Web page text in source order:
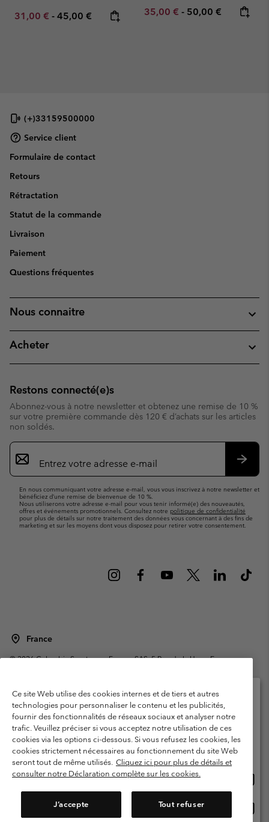
Minimum sale price:
31,00 € - Maximum price:
45,00 € Minimum sale price:
35,00 € - Maximum price:
50,00 €
(+)33159500000
Service client
Formulaire de contact
Retours
Rétractation
Statut de la commande
Livraison
Paiement
Questions fréquentes
Nous connaitre
Acheter
Restons connecté(e)s
Abonnez-vous à notre newsletter et obtenez une remise de 10 %
sur votre première commande dès 120 € d’achats sur les articles
non soldés.
Inscription
par
e-
En nous communiquant votre adresse e-mail, vous vous inscrivez à notre newsletter et
bénéficiez d’une remise de bienvenue de 10 %.
Nous utiliserons votre adresse e-mail pour vous tenir informé(e) des nouveautés,
offres et événements promotionnels. Consultez notre politique de confidentialité
pour plus de détails sur notre traitement des données vous concernant à des fins de
marketing et sur les moyens dont vous disposez pour retirer votre consentement.
France
©2026Columbia Sportswear Europe SAS. 5 Rue de la Haye, Espace
Garanties Légales
Politique de confidentialité
Conditions d'utilisation - Membres
Conditions D'utilisation - Contenu généré par l'utilisateur
Impressum
Cookies
Public CBCR
Ce site Web utilise des cookies internes et de tiers et autres
technologies pour personnaliser le contenu et les publicités,
fournir des fonctionnalités de réseaux sociaux et analyser notre
trafic. Veuillez préciser si vous acceptez notre utilisation de ces
cookies via les options ci-dessous. Si vous refusez les cookies, les
cookies strictement nécessaires au fonctionnement du site Web
seront tout de même utilisés. Cliquez ici pour plus de détails et
consulter notre Déclaration complète sur les cookies.
J’accepte Tout refuser
Veuillez sélectionner votre pays d’expédition et
votre langue
Achats en ligne disponibles
United States
ligne
France